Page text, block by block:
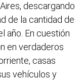
descargando
de la cantidad de
año. En cuestión
en verdaderos
casas
vehículos y